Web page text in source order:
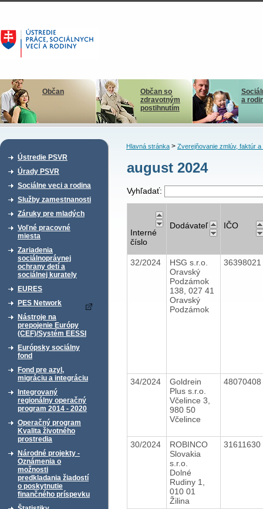
Občan
Občan so
zdravotným
postihnutím
a
Ústredie PSVR
Úrady PSVR
Sociálne veci a rodina
Služby zamestnanosti
Záruky pre mladých
Voľné pracovné
miesta
Zariadenia
sociálnoprávnej
ochrany detí a
sociálnej kurately
EURES
PES Network
Nástroje na
prepojenie Európy
(CEF)/Systém EESSI
Európsky sociálny
fond
Fond pre azyl,
migráciu a integráciu
Integrovaný
regionálny operačný
program 2014 - 2020
Operačný program
Kvalita životného
prostredia
Národné projekty -
Oznámenia o
možnosti
predkladania žiadostí
o poskytnutie
finančného príspevku
Hlavná stránka> Zverejňovanie zmlúv, faktúr a
august 2024
Vyhľadať:
Interné
číslo
Dodávateľ IČO
32/2024
HSG s.r.o.
Oravský
Podzámok
138, 027 41
Oravský
Podzámok
36398021
34/2024
Goldrein
Plus s.r.o.
Včelince 3,
980 50
Včelince
48070408
30/2024
ROBINCO
Slovakia
s.r.o.
Dolné
Rudiny 1,
010 01
Žilina
31611630